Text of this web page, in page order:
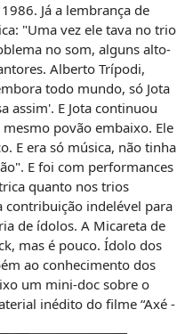
Já a lembrança de
"Uma vez ele tava no trio
no som, alguns alto-
Alberto Trípodi,
todo mundo, só Jota
assim'. E Jota continuou
povão embaixo. Ele
E era só música, não tinha
E foi com performances
quanto nos trios
contribuição indelével para
de ídolos. A Micareta de
mas é pouco. Ídolo dos
ao conhecimento dos
um mini-doc sobre o
inédito do filme “Axé -